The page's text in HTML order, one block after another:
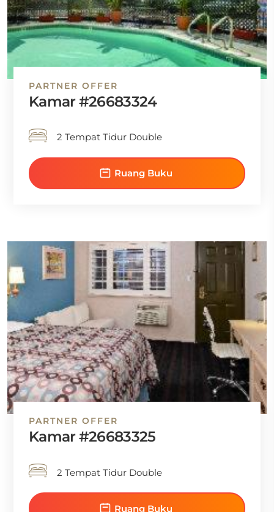
PARTNER OFFER
Kamar #26683324
2 Tempat Tidur Double
Ruang Buku
PARTNER OFFER
Kamar #26683325
2 Tempat Tidur Double
Ruang Buku